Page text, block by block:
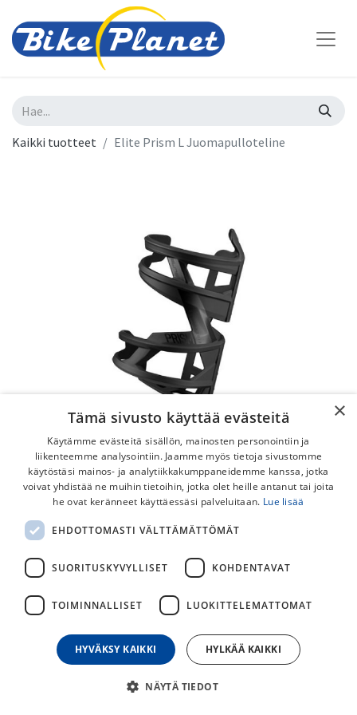
Kaikki tuotteet Elite Prism L Juomapulloteline
Elite Prism L Juomapulloteline
Elite Prism juomapulloteline on sivulta "ladattava"
22,00
päivän alin hinta
×
Tämä sivusto käyttää evästeitä
Käytämme evästeitä sisällön, mainosten personointiin ja
liikenteemme analysointiin. Jaamme myös tietoja sivustomme
käytöstäsi mainos- ja analytiikkakumppaneidemme kanssa, jotka
voivat yhdistää ne muihin tietoihin, jotka olet heille antanut tai joita
he ovat keränneet käyttäessäsi palveluitaan. Lue lisää
EHDOTTOMASTI VÄLTTÄMÄTTÖMÄT
SUORITUSKYVYLLISET KOHDENTAVAT
TOIMINNALLISET LUOKITTELEMATTOMAT
HYVÄKSY KAIKKI HYLKÄÄ KAIKKI
NÄYTÄ TIEDOT